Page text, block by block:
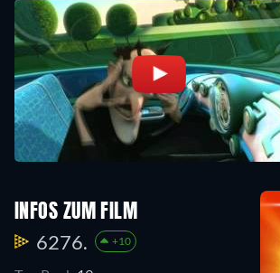
INFOS ZUM FILM
6276. +10